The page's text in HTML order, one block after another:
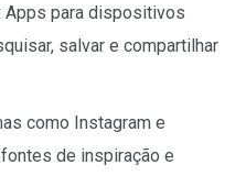
Apps para dispositivos
salvar e compartilhar
como Instagram e
de inspiração e